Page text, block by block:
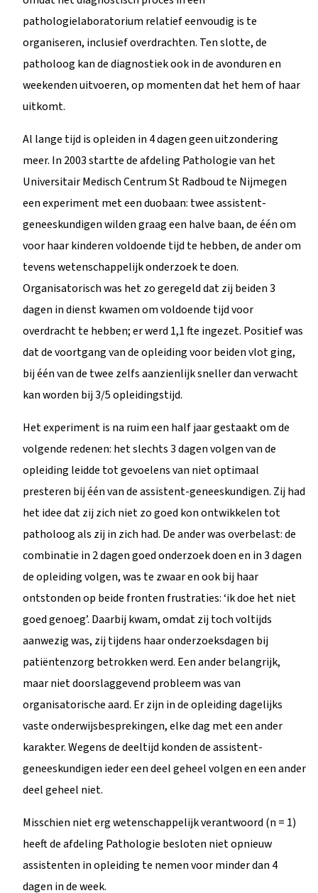
pathologielaboratorium relatief eenvoudig is te
organiseren, inclusief overdrachten. Ten slotte, de
patholoog kan de diagnostiek ook in de avonduren en
weekenden uitvoeren, op momenten dat het hem of haar
uitkomt.
Al lange tijd is opleiden in 4 dagen geen uitzondering
meer. In 2003 startte de afdeling Pathologie van het
Universitair Medisch Centrum St Radboud te Nijmegen
een experiment met een duobaan: twee assistent-
geneeskundigen wilden graag een halve baan, de één om
voor haar kinderen voldoende tijd te hebben, de ander om
tevens wetenschappelijk onderzoek te doen.
Organisatorisch was het zo geregeld dat zij beiden 3
dagen in dienst kwamen om voldoende tijd voor
overdracht te hebben; er werd 1,1 fte ingezet. Positief was
dat de voortgang van de opleiding voor beiden vlot ging,
bij één van de twee zelfs aanzienlijk sneller dan verwacht
kan worden bij 3/5 opleidingstijd.
Het experiment is na ruim een half jaar gestaakt om de
volgende redenen: het slechts 3 dagen volgen van de
opleiding leidde tot gevoelens van niet optimaal
presteren bij één van de assistent-geneeskundigen. Zij had
het idee dat zij zich niet zo goed kon ontwikkelen tot
patholoog als zij in zich had. De ander was overbelast: de
combinatie in 2 dagen goed onderzoek doen en in 3 dagen
de opleiding volgen, was te zwaar en ook bij haar
ontstonden op beide fronten frustraties: ‘ik doe het niet
goed genoeg’. Daarbij kwam, omdat zij toch voltijds
aanwezig was, zij tijdens haar onderzoeksdagen bij
patiëntenzorg betrokken werd. Een ander belangrijk,
maar niet doorslaggevend probleem was van
organisatorische aard. Er zijn in de opleiding dagelijks
vaste onderwijsbesprekingen, elke dag met een ander
karakter. Wegens de deeltijd konden de assistent-
geneeskundigen ieder een deel geheel volgen en een ander
deel geheel niet.
Misschien niet erg wetenschappelijk verantwoord (n = 1)
heeft de afdeling Pathologie besloten niet opnieuw
assistenten in opleiding te nemen voor minder dan 4
dagen in de week.